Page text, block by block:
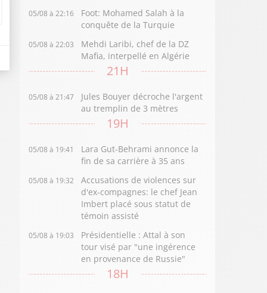
05/08 à 22:16
Foot: Mohamed Salah à la
conquête de la Turquie
05/08 à 22:03
Mehdi Laribi, chef de la DZ
Mafia, interpellé en Algérie
21H
05/08 à 21:47
Jules Bouyer décroche l'argent
au tremplin de 3 mètres
19H
05/08 à 19:41
Lara Gut-Behrami annonce la
fin de sa carrière à 35 ans
05/08 à 19:32
Accusations de violences sur
d'ex-compagnes: le chef Jean
Imbert placé sous statut de
témoin assisté
05/08 à 19:03
Présidentielle : Attal à son
tour visé par "une ingérence
en provenance de Russie"
18H